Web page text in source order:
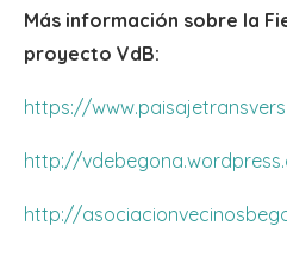
Más información sobre la
proyecto VdB:
https://
http://
http://